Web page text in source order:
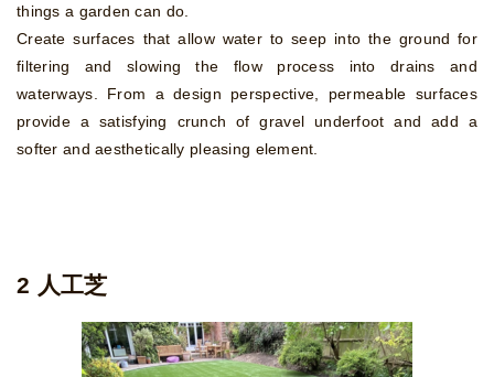
things a garden can do.
Create surfaces that allow water to seep into the ground for
filtering and slowing the flow process into drains and
waterways. From a design perspective, permeable surfaces
provide a satisfying crunch of gravel underfoot and add a
softer and aesthetically pleasing element.
2 人工芝